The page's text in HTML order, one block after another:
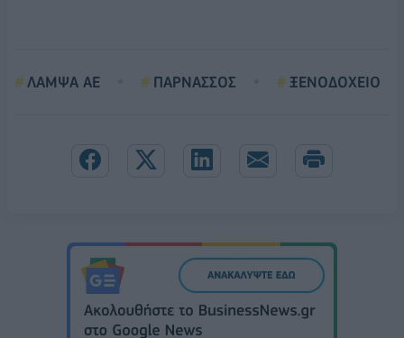
ΛΑΜΨΑ ΑΕ ΠΑΡΝΑΣΣΟΣ ΞΕΝΟΔΟΧΕΙΟ